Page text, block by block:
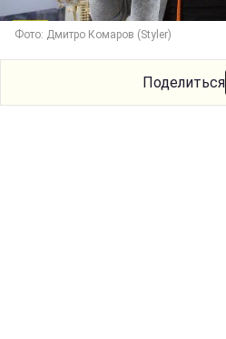
Фото: Дмитро Комаров (Styler)
Поделиться